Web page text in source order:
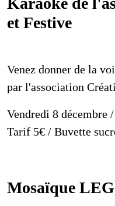
et Festive
Venez donner de la
par l'association
Vendredi 8 décembre
Tarif 5€ / Buvette
Mosaïque